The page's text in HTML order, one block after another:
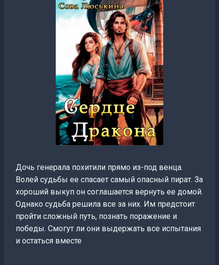
Дочь генерала похитили прямо из-под венца.
Волей судьбы ее спасает самый опасный пират. За
хороший выкуп он соглашается вернуть ее домой.
Однако судьба решила все за них. Им предстоит
пройти сложный путь, познать поражение и
победы. Смогут ли они выдержать все испытания
и остаться вместе